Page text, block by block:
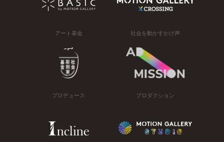
アート基金 社会を動かすかけ声
プロデュース プロダクション